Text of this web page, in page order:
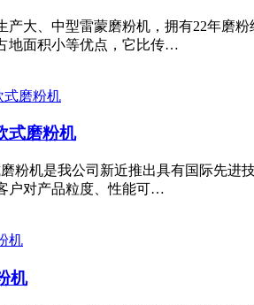
产大、中型雷蒙磨粉机，拥有22年磨
地面积小等优点，它比传…
式磨粉机
粉机是我公司新近推出具有国际先进
户对产品粒度、性能可…
机